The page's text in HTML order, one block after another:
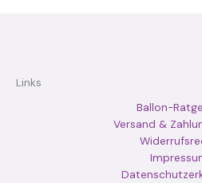
Links
Ballon-
Versand &